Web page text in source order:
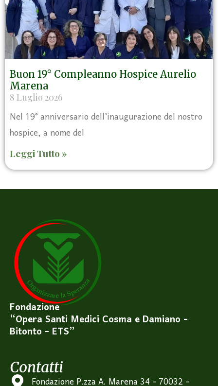
Buon 19° Compleanno Hospice Aurelio
Marena
8 Luglio 2026
Nel 19° anniversario dell’inaugurazione del nostro
hospice, a nome del
Leggi Tutto »
Fondazione
“Opera Santi Medici Cosma e Damiano -
Bitonto - ETS”
Contatti